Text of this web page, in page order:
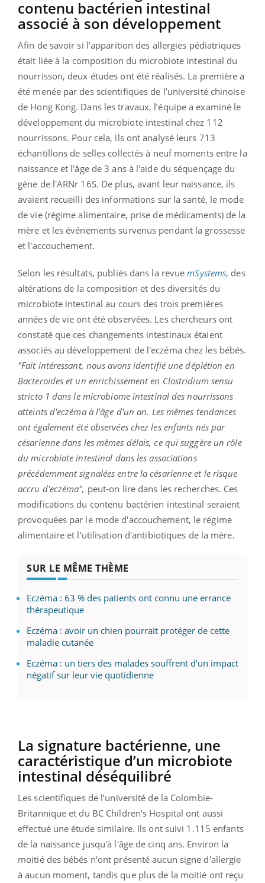
contenu bactérien intestinal
associé à son développement
Afin de savoir si l’apparition des allergies pédiatriques
était liée à la composition du microbiote intestinal du
nourrisson, deux études ont été réalisés. La première a
été menée par des scientifiques de l’université chinoise
de Hong Kong. Dans les travaux, l’équipe a examiné le
développement du microbiote intestinal chez 112
nourrissons. Pour cela, ils ont analysé leurs 713
échantillons de selles collectés à neuf moments entre la
naissance et l'âge de 3 ans à l'aide du séquençage du
gène de l'ARNr 16S. De plus, avant leur naissance, ils
avaient recueilli des informations sur la santé, le mode
de vie (régime alimentaire, prise de médicaments) de la
mère et les événements survenus pendant la grossesse
et l'accouchement.
Selon les résultats, publiés dans la revuemSystems, des
altérations de la composition et des diversités du
microbiote intestinal au cours des trois premières
années de vie ont été observées. Les chercheurs ont
constaté que ces changements intestinaux étaient
associés au développement de l'eczéma chez les bébés.
"Fait intéressant, nous avons identifié une déplétion en
Bacteroides et un enrichissement en Clostridium sensu
stricto 1 dans le microbiome intestinal des nourrissons
atteints d'eczéma à l'âge d’un an. Les mêmes tendances
ont également été observées chez les enfants nés par
césarienne dans les mêmes délais, ce qui suggère un rôle
du microbiote intestinal dans les associations
précédemment signalées entre la césarienne et le risque
accru d'eczéma", peut-on lire dans les recherches. Ces
modifications du contenu bactérien intestinal seraient
provoquées par le mode d'accouchement, le régime
alimentaire et l'utilisation d'antibiotiques de la mère.
SUR LE MÊME THÈME
Eczéma : 63 % des patients ont connu une errance
thérapeutique
Eczéma : avoir un chien pourrait protéger de cette
maladie cutanée
Eczéma : un tiers des malades souffrent d’un impact
négatif sur leur vie quotidienne
La signature bactérienne, une
caractéristique d’un microbiote
intestinal déséquilibré
Les scientifiques de l’université de la Colombie-
Britannique et du BC Children's Hospital ont aussi
effectué une étude similaire. Ils ont suivi 1.115 enfants
de la naissance jusqu'à l'âge de cinq ans. Environ la
moitié des bébés n'ont présenté aucun signe d'allergie
à aucun moment, tandis que plus de la moitié ont reçu